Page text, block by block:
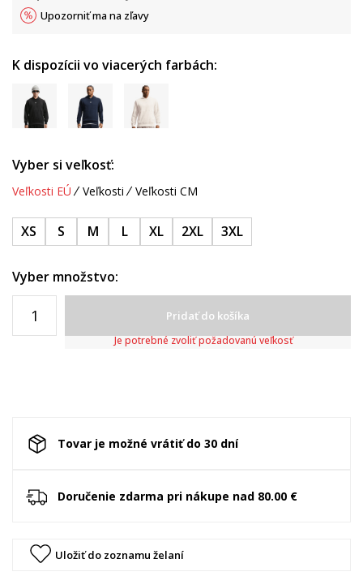
Upozorniť ma na zľavy
K dispozícii vo viacerých farbách:
Vyber si veľkosť:
Veľkosti EÚ Veľkosti Veľkosti CM
XS S M L XL 2XL 3XL
Vyber množstvo:
Pridať do košíka
Je potrebné zvoliť požadovanú veľkosť
Tovar je možné vrátiť do 30 dní
Doručenie zdarma pri nákupe nad 80.00 €
Uložiť do zoznamu želaní